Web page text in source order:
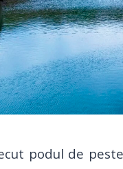
podul de peste